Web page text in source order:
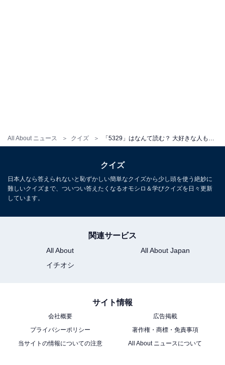
All About ニュース クイズ
クイズ
日本人なら答えられないと恥ずかしい簡単なクイズから少し頭を使う絶妙に
難しいクイズまで、ついつい答えたくなるオモシロ＆学びクイズを日々更新
しています。
関連サービス
All About
All About Japan
イチオシ
サイト情報
会社概要
広告掲載
プライバシーポリシー
著作権・商標・免責事項
当サイトの情報についての注意
All About ニュースについて